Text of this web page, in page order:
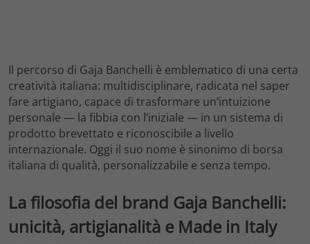
Il percorso di Gaja Banchelli è emblematico di una certa
creatività italiana: multidisciplinare, radicata nel saper
fare artigiano, capace di trasformare un’intuizione
personale — la fibbia con l’iniziale — in un sistema di
prodotto brevettato e riconoscibile a livello
internazionale. Oggi il suo nome è sinonimo di borsa
italiana di qualità, personalizzabile e senza tempo.
La filosofia del brand Gaja Banchelli:
unicità, artigianalità e Made in Italy